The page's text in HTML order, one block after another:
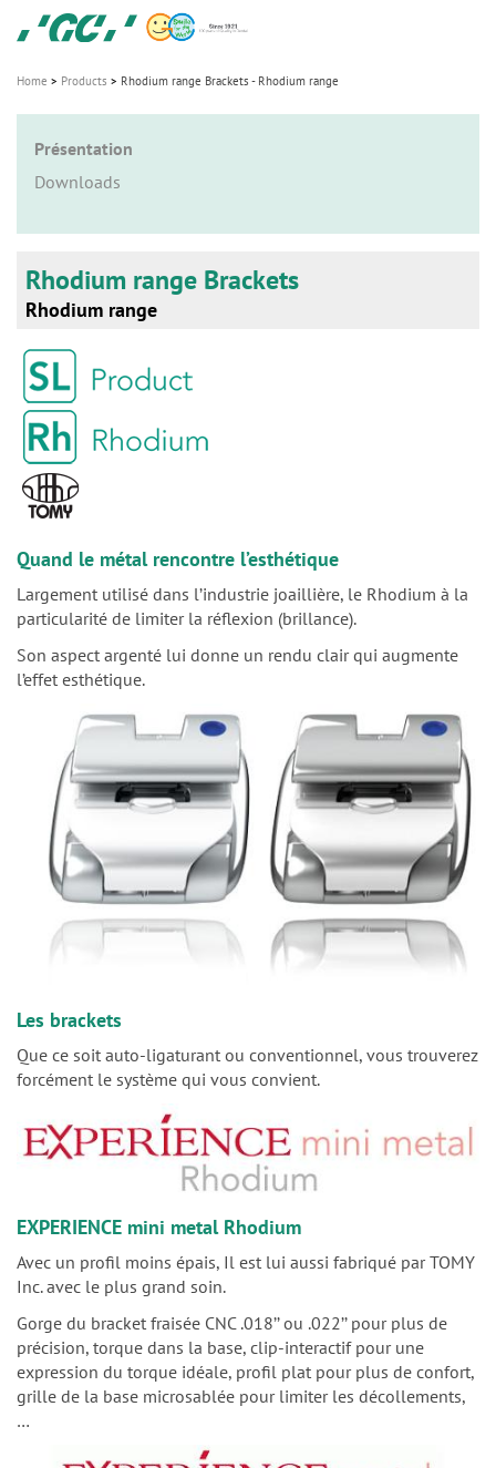
main
GC
Ortho
M
Home Products Rhodium range Brackets - Rhodium range
Présentation
Downloads
Rhodium range Brackets
Rhodium range
Quand le métal rencontre l’esthétique
Largement utilisé dans l’industrie joaillière, le Rhodium à la
particularité de limiter la réflexion (brillance).
Son aspect argenté lui donne un rendu clair qui augmente
l’effet esthétique.
Les brackets
Que ce soit auto-ligaturant ou conventionnel, vous trouverez
forcément le système qui vous convient.
EXPERIENCE mini metal Rhodium
Avec un profil moins épais, Il est lui aussi fabriqué par TOMY
Inc. avec le plus grand soin.
Gorge du bracket fraisée CNC .018’’ ou .022’’ pour plus de
précision, torque dans la base, clip-interactif pour une
expression du torque idéale, profil plat pour plus de confort,
grille de la base microsablée pour limiter les décollements,
…